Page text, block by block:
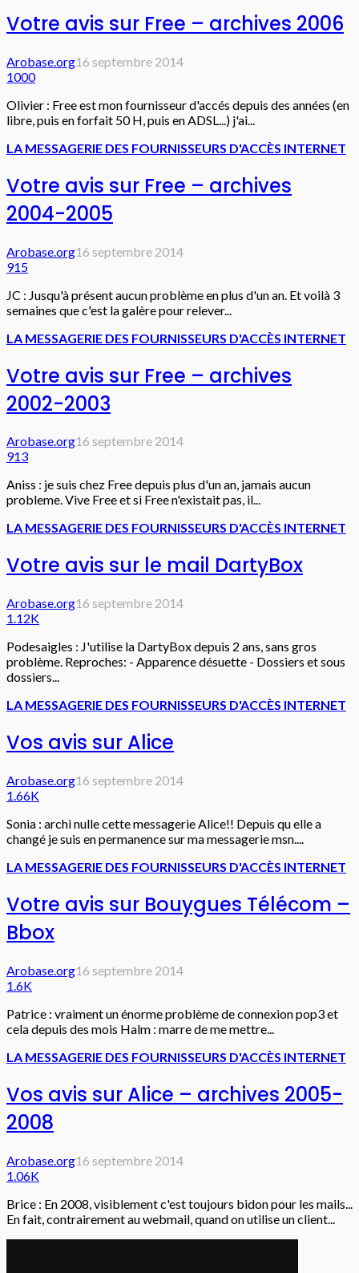
Votre avis sur Free – archives 2006
Arobase.org16 septembre 2014
1000
Olivier : Free est mon fournisseur d'accés depuis des années (en
libre, puis en forfait 50 H, puis en ADSL...) j'ai...
LA MESSAGERIE DES FOURNISSEURS D'ACCÈS INTERNET
Votre avis sur Free – archives
2004-2005
Arobase.org16 septembre 2014
915
JC : Jusqu'à présent aucun problème en plus d'un an. Et voilà 3
semaines que c'est la galère pour relever...
LA MESSAGERIE DES FOURNISSEURS D'ACCÈS INTERNET
Votre avis sur Free – archives
2002-2003
Arobase.org16 septembre 2014
913
Aniss : je suis chez Free depuis plus d'un an, jamais aucun
probleme. Vive Free et si Free n'existait pas, il...
LA MESSAGERIE DES FOURNISSEURS D'ACCÈS INTERNET
Votre avis sur le mail DartyBox
Arobase.org16 septembre 2014
1.12K
Podesaigles : J'utilise la DartyBox depuis 2 ans, sans gros
problème. Reproches: - Apparence désuette - Dossiers et sous
dossiers...
LA MESSAGERIE DES FOURNISSEURS D'ACCÈS INTERNET
Vos avis sur Alice
Arobase.org16 septembre 2014
1.66K
Sonia : archi nulle cette messagerie Alice!! Depuis qu elle a
changé je suis en permanence sur ma messagerie msn....
LA MESSAGERIE DES FOURNISSEURS D'ACCÈS INTERNET
Votre avis sur Bouygues Télécom –
Bbox
Arobase.org16 septembre 2014
1.6K
Patrice : vraiment un énorme problème de connexion pop3 et
cela depuis des mois Halm : marre de me mettre...
LA MESSAGERIE DES FOURNISSEURS D'ACCÈS INTERNET
Vos avis sur Alice – archives 2005-
2008
Arobase.org16 septembre 2014
1.06K
Brice : En 2008, visiblement c'est toujours bidon pour les mails...
En fait, contrairement au webmail, quand on utilise un client...